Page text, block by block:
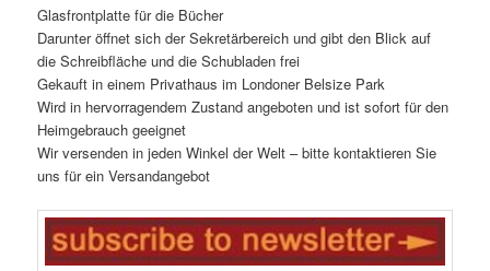
Glasfrontplatte für die Bücher
Darunter öffnet sich der Sekretärbereich und gibt den Blick auf
die Schreibfläche und die Schubladen frei
Gekauft in einem Privathaus im Londoner Belsize Park
Wird in hervorragendem Zustand angeboten und ist sofort für den
Heimgebrauch geeignet
Wir versenden in jeden Winkel der Welt – bitte kontaktieren Sie
uns für ein Versandangebot